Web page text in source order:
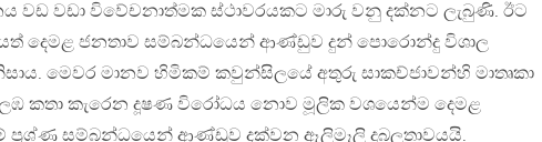
වඩ වඩා විවේචනාත්මක ස්ථාවරයකට මාරු වනු දක්නට ලැබුණි. ඊට
දෙමළ ජනතාව සම්බන්ධයෙන් ආණ්ඩුව දුන් පොරොන්දු විශාල
මෙවර මානව හිමිකම් කවුන්සිලයේ අතුරු සාකච්ජාවන්හි මාතෘකා
කතා කැරෙන දූෂණ විරෝධය නොව මූලික වශයෙන්ම දෙමළ
ප්‍රශ්ණ සම්බන්ධයෙන් ආණ්ඩුව දක්වන ඈලිමෑලි දුබලතාවයයි.